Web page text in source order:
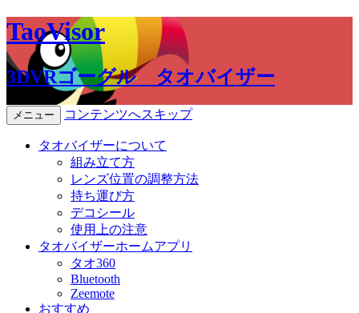
TaoVisor
3DVRゴーグル タオバイザー
メニュー コンテンツへスキップ
タオバイザーについて
組み立て方
レンズ位置の調整方法
持ち運び方
デコシール
使用上の注意
タオバイザーホームアプリ
タオ360
Bluetooth
Zeemote
おすすめ